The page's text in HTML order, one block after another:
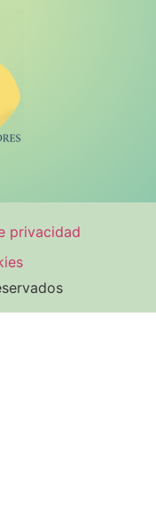
privacidad